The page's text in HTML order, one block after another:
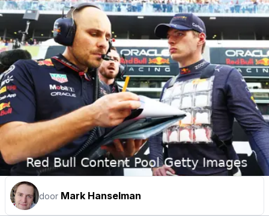
door Mark Hanselman